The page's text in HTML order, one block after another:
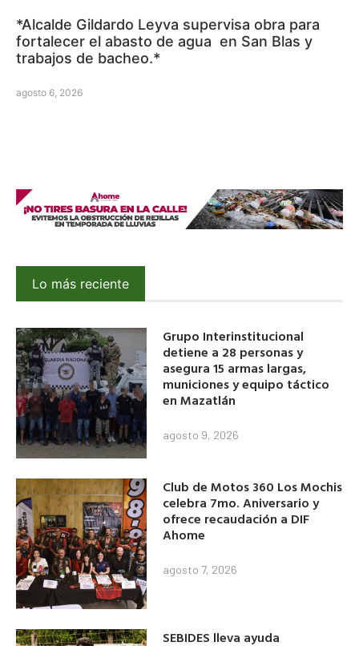
*Alcalde Gildardo Leyva supervisa obra para
fortalecer el abasto de agua en San Blas y
trabajos de bacheo.*
agosto 6, 2026
Lo más reciente
Grupo Interinstitucional
detiene a 28 personas y
asegura 15 armas largas,
municiones y equipo táctico
en Mazatlán
agosto 9, 2026
Club de Motos 360 Los Mochis
celebra 7mo. Aniversario y
ofrece recaudación a DIF
Ahome
agosto 7, 2026
SEBIDES lleva ayuda